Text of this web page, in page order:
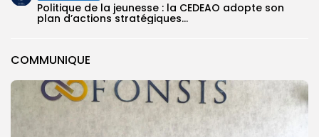
COMMUNIQUE
Politique de la jeunesse : la CEDEAO adopte son
plan d’actions stratégiques...